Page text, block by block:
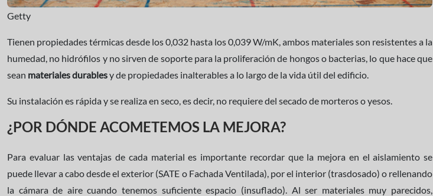
Getty
Tienen propiedades térmicas desde los 0,032 hasta los 0,039 W/mK, ambos materiales son resistentes a la
humedad, no hidrófilos y no sirven de soporte para la proliferación de hongos o bacterias, lo que hace que
sean materiales durablesy de propiedades inalterables a lo largo de la vida útil del edificio.
Su instalación es rápida y se realiza en seco, es decir, no requiere del secado de morteros o yesos.
¿POR DÓNDE ACOMETEMOS LA MEJORA?
Para evaluar las ventajas de cada material es importante recordar que la mejora en el aislamiento se
puede llevar a cabo desde el exterior (SATE o Fachada Ventilada), por el interior (trasdosado) o rellenando
la cámara de aire cuando tenemos suficiente espacio (insuflado). Al ser materiales muy parecidos,